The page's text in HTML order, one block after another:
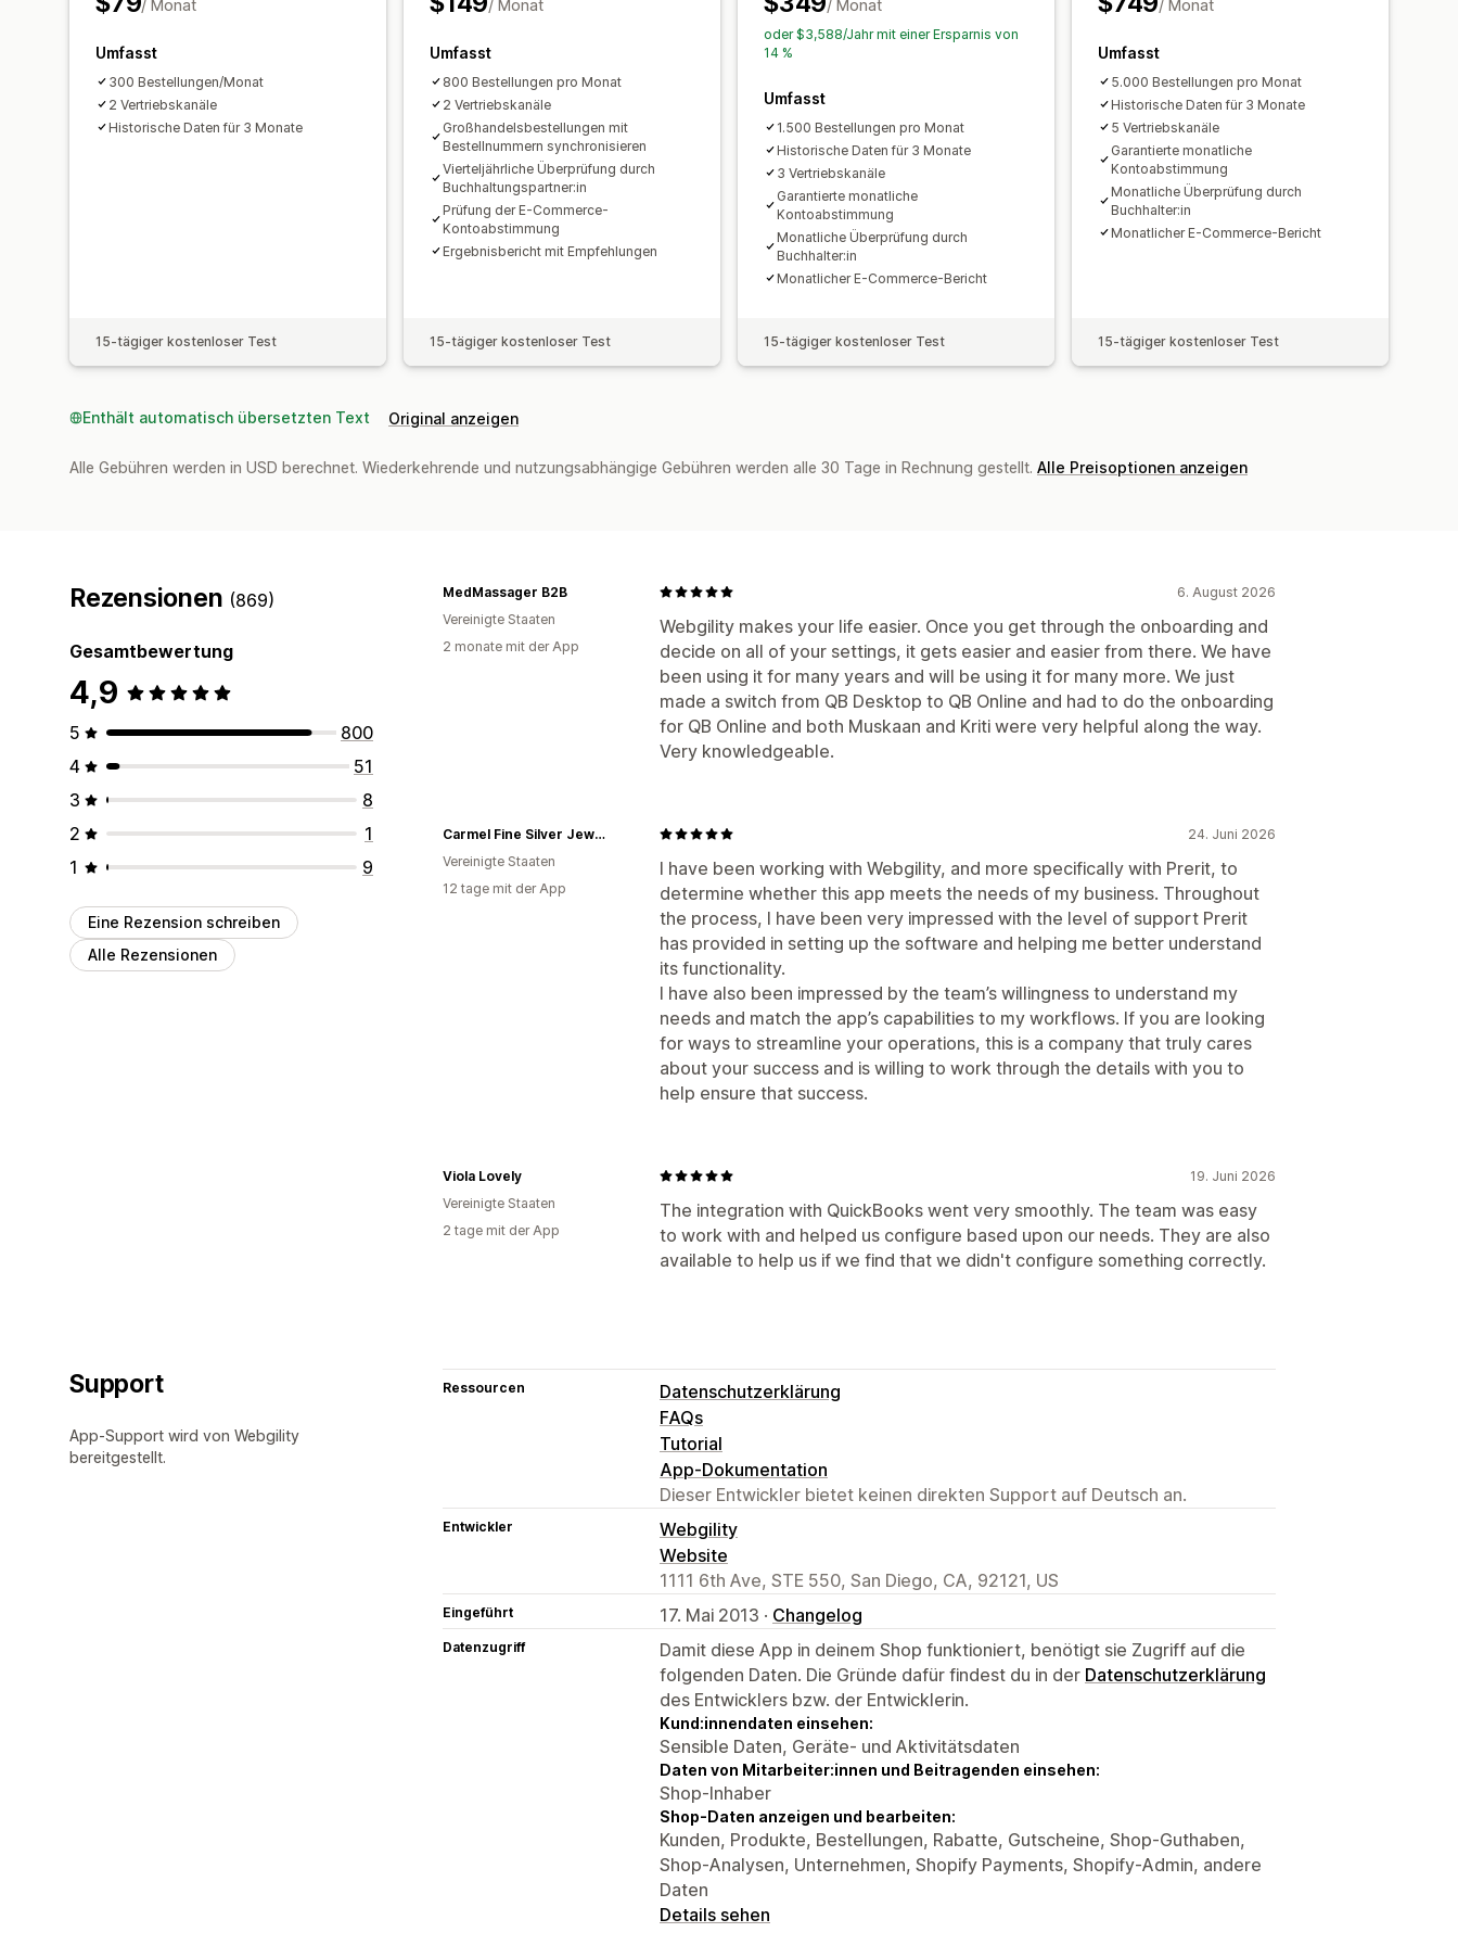
Inventarsynchronisierung in Echtzeit
Preisgestaltung
Zuordnung der Umsatzsteuer
Import historischer Daten
/ Monat
Umfasst
300 Bestellungen/Monat
2 Vertriebskanäle
Historische Daten für 3 Monate
15-tägiger kostenloser Test
/ Monat
Umfasst
800 Bestellungen pro Monat
2 Vertriebskanäle
Großhandelsbestellungen mit
Bestellnummern synchronisieren
Vierteljährliche Überprüfung durch
Buchhaltungspartner:in
Prüfung der E-Commerce-
Kontoabstimmung
Ergebnisbericht mit Empfehlungen
15-tägiger kostenloser Test
/ Monat
oder $3,588/Jahr mit einer Ersparnis von
14 %
Umfasst
1.500 Bestellungen pro Monat
Historische Daten für 3 Monate
3 Vertriebskanäle
Garantierte monatliche
Kontoabstimmung
Monatliche Überprüfung durch
Buchhalter:in
Monatlicher E-Commerce-Bericht
15-tägiger kostenloser Test
/ Monat
Umfasst
5.000 Bestellungen pro Monat
Historische Daten für 3 Monate
5 Vertriebskanäle
Garantierte monatliche
Kontoabstimmung
Monatliche Überprüfung durch
Buchhalter:in
Monatlicher E-Commerce-Bericht
15-tägiger kostenloser Test
Enthält automatisch übersetzten Text Original anzeigen
Alle Gebühren werden in USD berechnet. Wiederkehrende und nutzungsabhängige Gebühren werden alle 30 Tage in Rechnung gestellt. Alle Preisoptionen anzeigen
Rezensionen (869)
Gesamtbewertung
4,9
5
800
4
51
3
8
2
1
1
9
Eine Rezension schreiben
Alle Rezensionen
6. August 2026
Webgility makes your life easier. Once you get through the onboarding and
decide on all of your settings, it gets easier and easier from there. We have
been using it for many years and will be using it for many more. We just
made a switch from QB Desktop to QB Online and had to do the onboarding
for QB Online and both Muskaan and Kriti were very helpful along the way.
Very knowledgeable.
MedMassager B2B
Vereinigte Staaten
2 monate mit der App
24. Juni 2026
I have been working with Webgility, and more specifically with Prerit, to
determine whether this app meets the needs of my business. Throughout
the process, I have been very impressed with the level of support Prerit
has provided in setting up the software and helping me better understand
its functionality.
I have also been impressed by the team’s willingness to understand my
needs and match the app’s capabilities to my workflows. If you are looking
for ways to streamline your operations, this is a company that truly cares
about your success and is willing to work through the details with you to
help ensure that success.
Carmel Fine Silver Jewelry
Vereinigte Staaten
12 tage mit der App
19. Juni 2026
The integration with QuickBooks went very smoothly. The team was easy
to work with and helped us configure based upon our needs. They are also
available to help us if we find that we didn't configure something correctly.
Viola Lovely
Vereinigte Staaten
2 tage mit der App
Support
App-Support wird von Webgility
bereitgestellt.
Ressourcen
Datenschutzerklärung
FAQs
Tutorial
App-Dokumentation
Dieser Entwickler bietet keinen direkten Support auf Deutsch an.
Entwickler
Webgility
Website
1111 6th Ave, STE 550, San Diego, CA, 92121, US
Eingeführt 17. Mai 2013 · Changelog
Datenzugriff
Damit diese App in deinem Shop funktioniert, benötigt sie Zugriff auf die
folgenden Daten. Die Gründe dafür findest du in der Datenschutzerklärung
des Entwicklers bzw. der Entwicklerin.
Kund:innendaten einsehen:
Sensible Daten, Geräte- und Aktivitätsdaten
Daten von Mitarbeiter:innen und Beitragenden einsehen:
Shop-Inhaber
Shop-Daten anzeigen und bearbeiten:
Kunden, Produkte, Bestellungen, Rabatte, Gutscheine, Shop-Guthaben,
Shop-Analysen, Unternehmen, Shopify Payments, Shopify-Admin, andere
Daten
Details sehen